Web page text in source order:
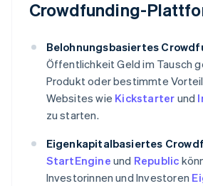
Crowdfunding-
Belohnungsbasiertes
Öffentlichkeit Geld im Tausch
Produkt oder bestimmte
Websites wie Kickstarter und
zu starten.
Eigenkapitalbasiertes
StartEngine und Republic
Investorinnen und Investoren